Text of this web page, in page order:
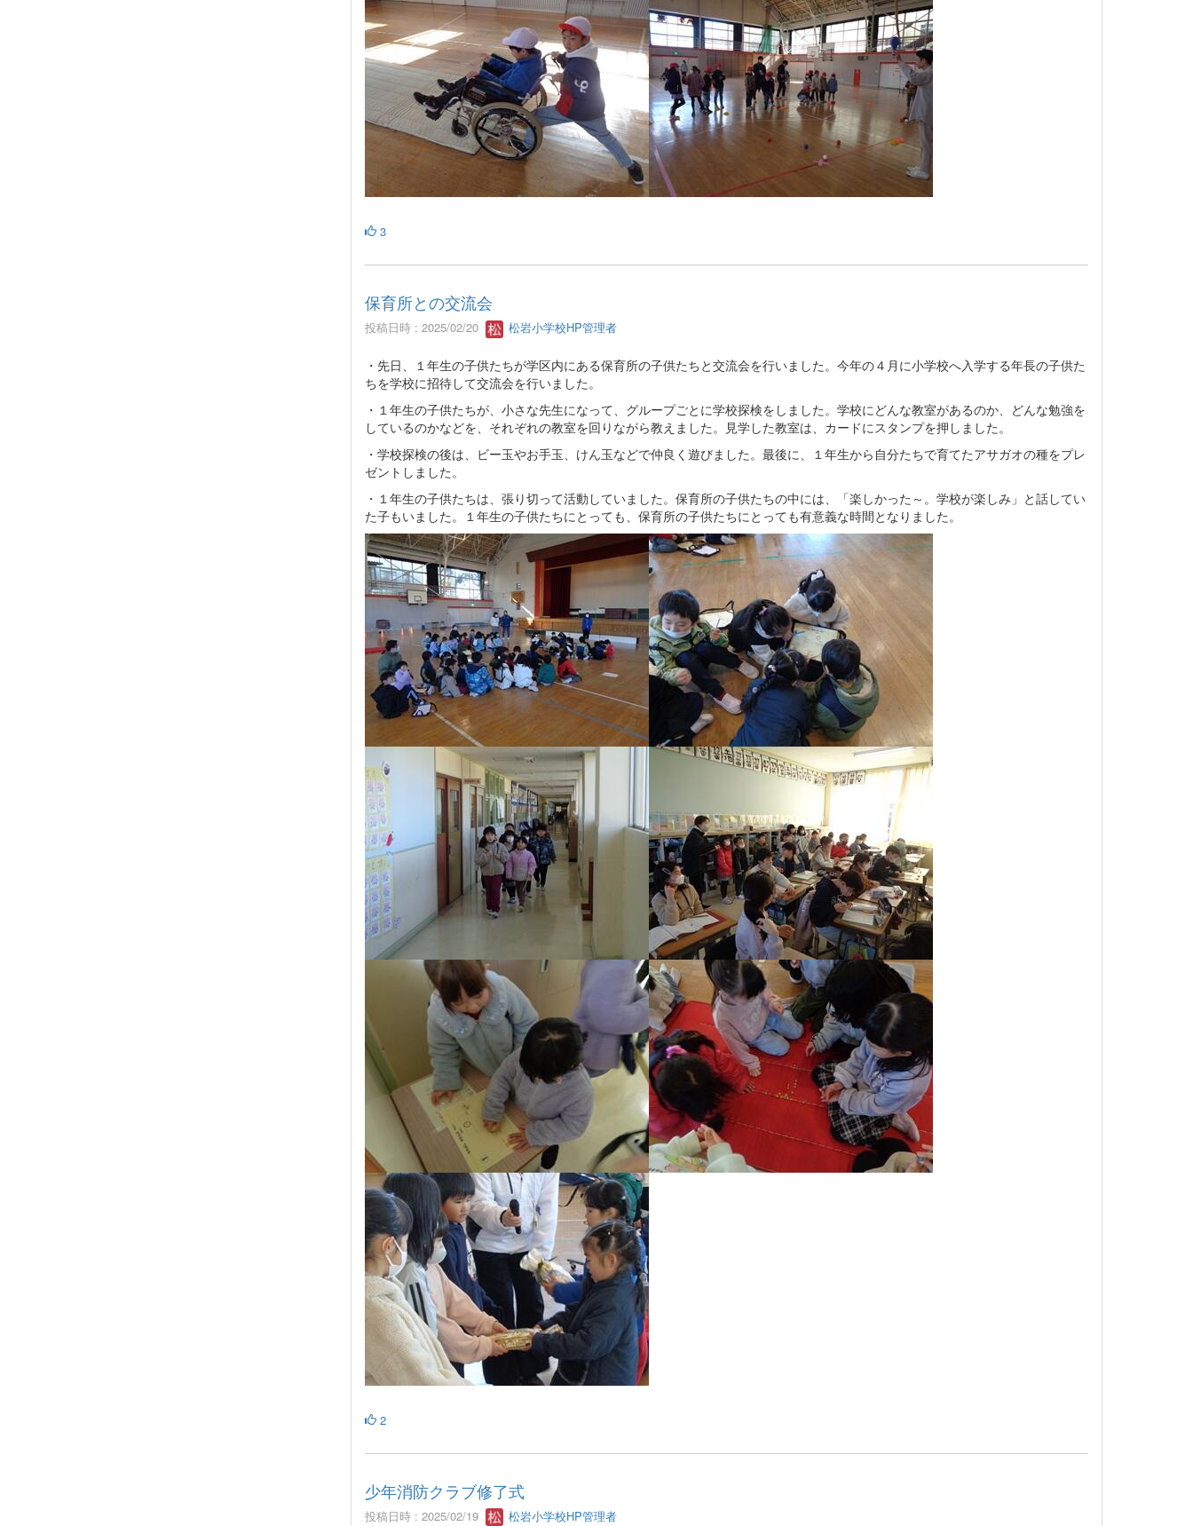
3
保育所との交流会
投稿日時 : 2025/02/20 松岩小学校HP管理者
・先日、１年生の子供たちが学区内にある保育所の子供たちと交流会を行いました。今年の４月に小学校へ入学する年長の子供た
ちを学校に招待して交流会を行いました。
・１年生の子供たちが、小さな先生になって、グループごとに学校探検をしました。学校にどんな教室があるのか、どんな勉強を
しているのかなどを、それぞれの教室を回りながら教えました。見学した教室は、カードにスタンプを押しました。
・学校探検の後は、ビー玉やお手玉、けん玉などで仲良く遊びました。最後に、１年生から自分たちで育てたアサガオの種をプレ
ゼントしました。
・１年生の子供たちは、張り切って活動していました。保育所の子供たちの中には、「楽しかった～。学校が楽しみ」と話してい
た子もいました。１年生の子供たちにとっても、保育所の子供たちにとっても有意義な時間となりました。
2
少年消防クラブ修了式
投稿日時 : 2025/02/19 松岩小学校HP管理者